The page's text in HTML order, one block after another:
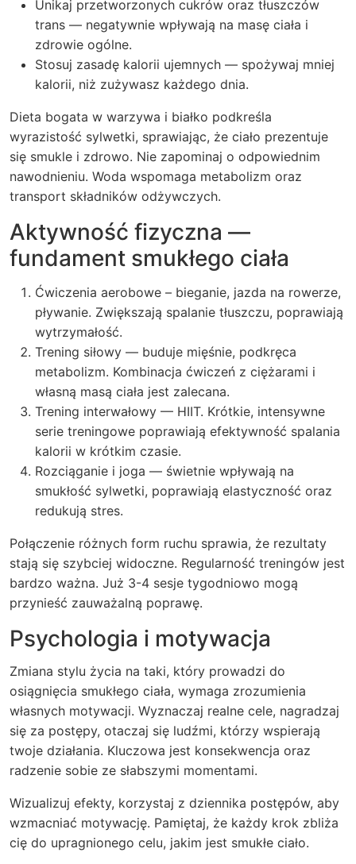
Unikaj przetworzonych cukrów oraz tłuszczów
trans — negatywnie wpływają na masę ciała i
zdrowie ogólne.
Stosuj zasadę kalorii ujemnych — spożywaj mniej
kalorii, niż zużywasz każdego dnia.
Dieta bogata w warzywa i białko podkreśla
wyrazistość sylwetki, sprawiając, że ciało prezentuje
się smukle i zdrowo. Nie zapominaj o odpowiednim
nawodnieniu. Woda wspomaga metabolizm oraz
transport składników odżywczych.
Aktywność fizyczna —
fundament smukłego ciała
Ćwiczenia aerobowe – bieganie, jazda na rowerze,
pływanie. Zwiększają spalanie tłuszczu, poprawiają
wytrzymałość.
Trening siłowy — buduje mięśnie, podkręca
metabolizm. Kombinacja ćwiczeń z ciężarami i
własną masą ciała jest zalecana.
Trening interwałowy — HIIT. Krótkie, intensywne
serie treningowe poprawiają efektywność spalania
kalorii w krótkim czasie.
Rozciąganie i joga — świetnie wpływają na
smukłość sylwetki, poprawiają elastyczność oraz
redukują stres.
Połączenie różnych form ruchu sprawia, że rezultaty
stają się szybciej widoczne. Regularność treningów jest
bardzo ważna. Już 3-4 sesje tygodniowo mogą
przynieść zauważalną poprawę.
Psychologia i motywacja
Zmiana stylu życia na taki, który prowadzi do
osiągnięcia smukłego ciała, wymaga zrozumienia
własnych motywacji. Wyznaczaj realne cele, nagradzaj
się za postępy, otaczaj się ludźmi, którzy wspierają
twoje działania. Kluczowa jest konsekwencja oraz
radzenie sobie ze słabszymi momentami.
Wizualizuj efekty, korzystaj z dziennika postępów, aby
wzmacniać motywację. Pamiętaj, że każdy krok zbliża
cię do upragnionego celu, jakim jest smukłe ciało.